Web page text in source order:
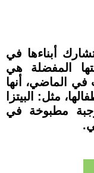
أبناءها في
المفضلة هي
الماضي، أنها
مثل: البيتزا
مطبوخة في